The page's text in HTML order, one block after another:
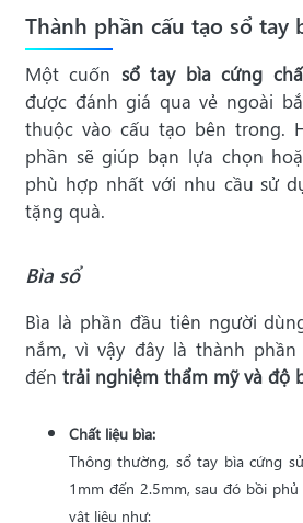
Thành phần cấu tạo sổ tay
Một cuốn sổ tay bìa cứng
được đánh giá qua vẻ ngoài
thuộc vào cấu tạo bên trong.
phần sẽ giúp bạn lựa chọn
phù hợp nhất với nhu cầu sử
tặng quà.
Bìa sổ
Bìa là phần đầu tiên người
nắm, vì vậy đây là thành
đến trải nghiệm thẩm mỹ và độ
Chất liệu bìa:
Thông thường, sổ tay bìa cứng
1mm đến 2.5mm, sau đó bồi
vật liệu như: